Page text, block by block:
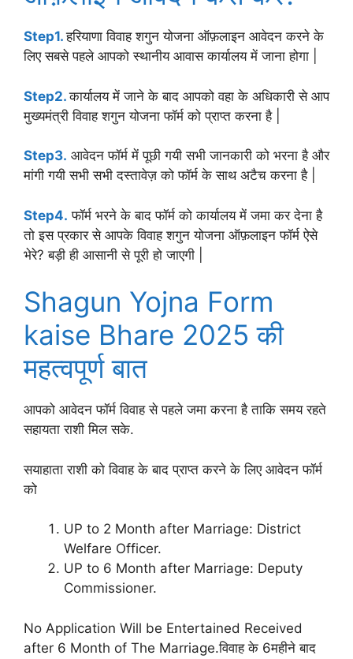
Step1. हरियाणा विवाह शगुन योजना ऑफ़लाइन आवेदन करने के
लिए सबसे पहले आपको स्थानीय आवास कार्यालय में जाना होगा |
Step2.कार्यालय में जाने के बाद आपको वहा के अधिकारी से आप
मुख्यमंत्री विवाह शगुन योजना फॉर्म को प्राप्त करना है |
Step3. आवेदन फॉर्म में पूछी गयी सभी जानकारी को भरना है और
मांगी गयी सभी सभी दस्तावेज़ को फॉर्म के साथ अटैच करना है |
Step4. फॉर्म भरने के बाद फॉर्म को कार्यालय में जमा कर देना है
तो इस प्रकार से आपके विवाह शगुन योजना ऑफ़लाइन फॉर्म ऐसे
भेरे? बड़ी ही आसानी से पूरी हो जाएगी |
Shagun Yojna Form
kaise Bhare 2025 की
महत्वपूर्ण बात
आपको आवेदन फॉर्म विवाह से पहले जमा करना है ताकि समय रहते
सहायता राशी मिल सके.
सयाहाता राशी को विवाह के बाद प्राप्त करने के लिए आवेदन फॉर्म
को
UP to 2 Month after Marriage: District
Welfare Officer.
UP to 6 Month after Marriage: Deputy
Commissioner.
No Application Will be Entertained Received
after 6 Month of The Marriage.विवाह के 6महीने बाद